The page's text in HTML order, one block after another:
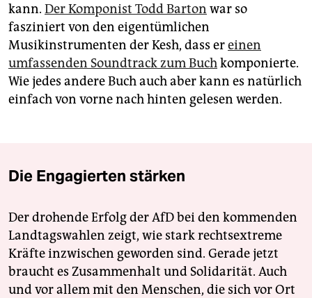
kann. Der Komponist Todd Barton war so
fasziniert von den eigentümlichen
Musikinstrumenten der Kesh, dass ereinen
umfassenden Soundtrack zum Buchkomponierte.
Wie jedes andere Buch auch aber kann es natürlich
einfach von vorne nach hinten gelesen werden.
Die Engagierten stärken
Der drohende Erfolg der AfD bei den kommenden
Landtagswahlen zeigt, wie stark rechtsextreme
Kräfte inzwischen geworden sind. Gerade jetzt
braucht es Zusammenhalt und Solidarität. Auch
und vor allem mit den Menschen, die sich vor Ort